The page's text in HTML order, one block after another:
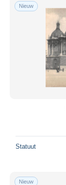
Nieuw
Statuut
Nieuw